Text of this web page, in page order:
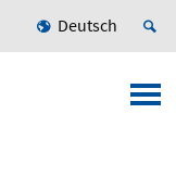
Deutsch